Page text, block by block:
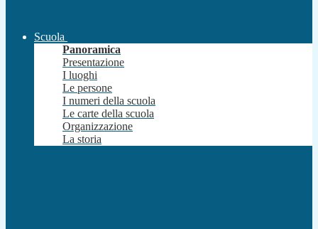
Scuola
Panoramica
Presentazione
I luoghi
Le persone
I numeri della scuola
Le carte della scuola
Organizzazione
La storia